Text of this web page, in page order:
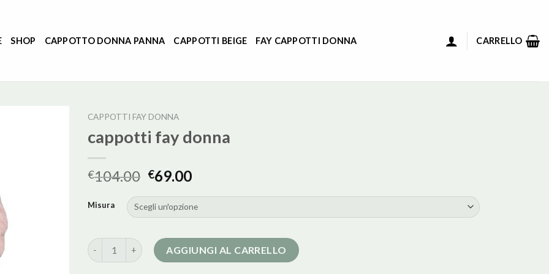
SHOP CAPPOTTO DONNA PANNA CAPPOTTI BEIGE FAY CAPPOTTI DONNA CARRELLO
CAPPOTTI FAY DONNA
cappotti fay donna
€104.00 €69.00
Misura
cappotti fay donna quantitàAGGIUNGI AL CARRELLO